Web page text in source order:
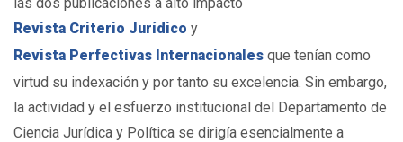
Revista Criterio Jurídico y
Revista Perfectivas Internacionales que tenían como
virtud su indexación y por tanto su excelencia. Sin embargo,
la actividad y el esfuerzo institucional del Departamento de
Ciencia Jurídica y Política se dirigía esencialmente a